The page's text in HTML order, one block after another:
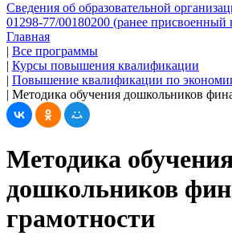
Сведения об образовательной
01298-77/00180200 (ранее присвоенный
Главная
| Все программы
| Курсы повышения квалификации
| Повышение квалификации по
| Методика обучения дошкольников
Методика
дошкольников
грамотности